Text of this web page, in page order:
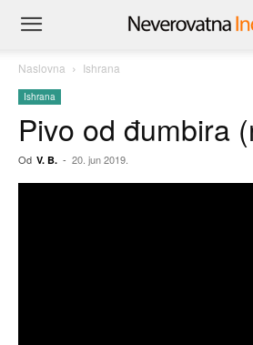
Naslovna Ishrana
Ishrana
Pivo od đumbira
Od V. B. - 20. jun 2019.